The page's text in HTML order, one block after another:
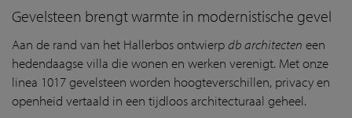
Gevelsteen brengt warmte in modernistische gevel
Aan de rand van het Hallerbosontwierpdb architecten een
hedendaagse villa die wonen en werken verenigt. Met onze
linea 1017 gevelsteen worden hoogteverschillen, privacy en
openheid vertaald in een tijdloos architecturaal geheel.